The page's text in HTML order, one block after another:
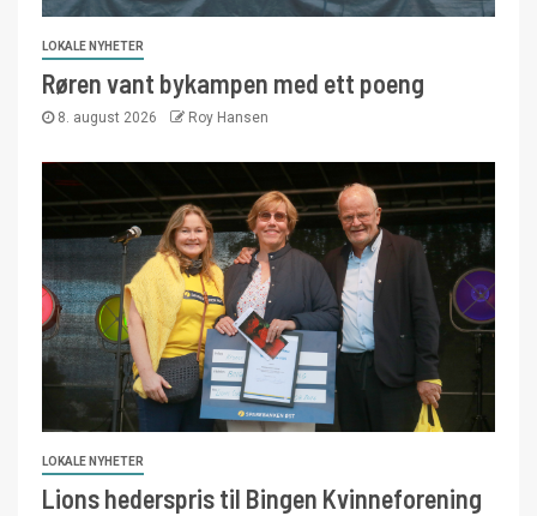
LOKALE NYHETER
Røren vant bykampen med ett poeng
8. august 2026 Roy Hansen
LOKALE NYHETER
Lions hederspris til Bingen Kvinneforening